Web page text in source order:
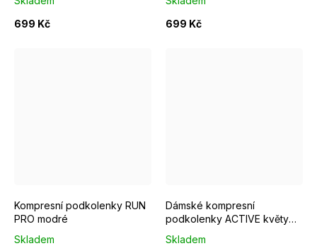
699 Kč
699 Kč
Kompresní podkolenky RUN
PRO modré
Skladem
Dámské kompresní
podkolenky ACTIVE květy
Skladem